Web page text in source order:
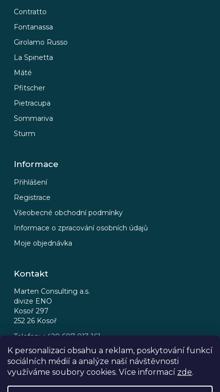
K personalizaci obsahu a reklam, poskytování funkcí
sociálních médií a analýze naší návštěvnosti
využíváme soubory cookies. Více informací zde.
Contratto
Fontanassa
Girolamo Russo
La Spinetta
Máté
Pfitscher
Pietracupa
Sommariva
Sturm
Informace
Přihlášení
Registrace
Všeobecné obchodní podmínky
Informace o zpracování osobních údajů
Moje objednávka
Kontakt
Marten Consulting a.s.
divize ENO
Kosoř 297
252 26 Kosoř
Telefon: +420 607 013 161
Email: eno@eno.cz
FB IG